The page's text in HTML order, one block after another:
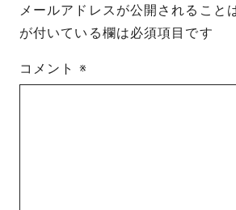
メールアドレスが公開されること
が付いている欄は必須項目です
コメント ※